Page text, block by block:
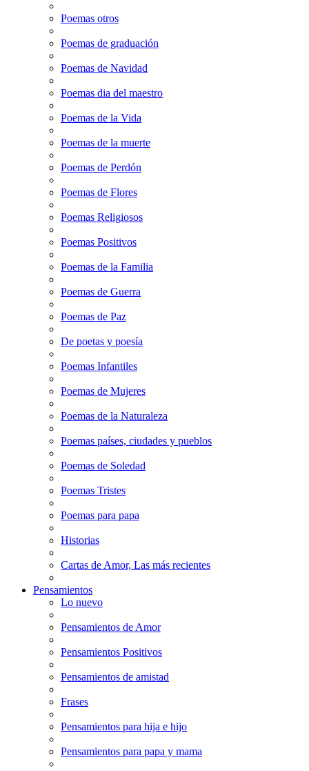
Poemas otros
Poemas de graduación
Poemas de Navidad
Poemas dia del maestro
Poemas de la Vida
Poemas de la muerte
Poemas de Perdón
Poemas de Flores
Poemas Religiosos
Poemas Positivos
Poemas de la Familia
Poemas de Guerra
Poemas de Paz
De poetas y poesía
Poemas Infantiles
Poemas de Mujeres
Poemas de la Naturaleza
Poemas países, ciudades y pueblos
Poemas de Soledad
Poemas Tristes
Poemas para papa
Historias
Cartas de Amor, Las más recientes
Pensamientos
Lo nuevo
Pensamientos de Amor
Pensamientos Positivos
Pensamientos de amistad
Frases
Pensamientos para hija e hijo
Pensamientos para papa y mama